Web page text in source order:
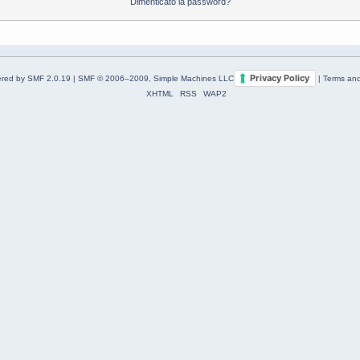
by SMF 2.0.19 | SMF © 2006–2009, Simple Machines LLC Privacy Policy | Terms
XHTML
RSS WAP2